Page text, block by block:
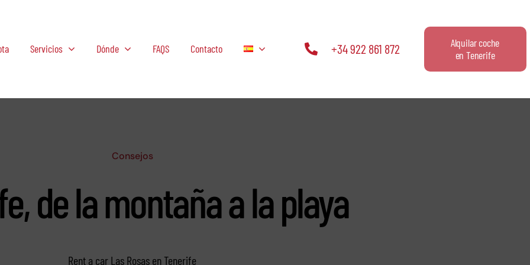
Servicios Dónde FAQS Contacto +34 922 861 872
Alquilar coche
en Tenerife
Consejos
de la montaña a la playa
Rent a car Las Rosas en Tenerife